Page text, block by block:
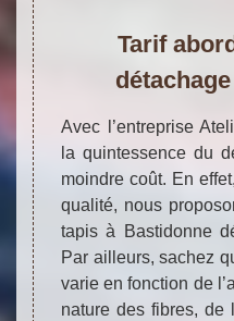
Tarif
Avec l’entreprise
la quintessence du
moindre coût. En
qualité, nous
tapis à Bastidonne
Par ailleurs, sachez
varie en fonction de
nature des fibres,